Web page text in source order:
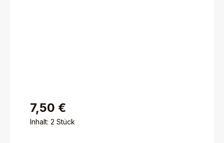
7,50 €
Inhalt: 2 Stück